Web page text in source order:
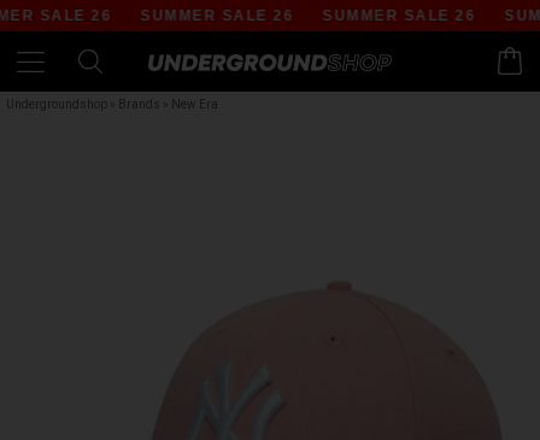
SALE 26 SUMMER SALE 26 SUMMER SALE 26
Undergroundshop Brands New Era